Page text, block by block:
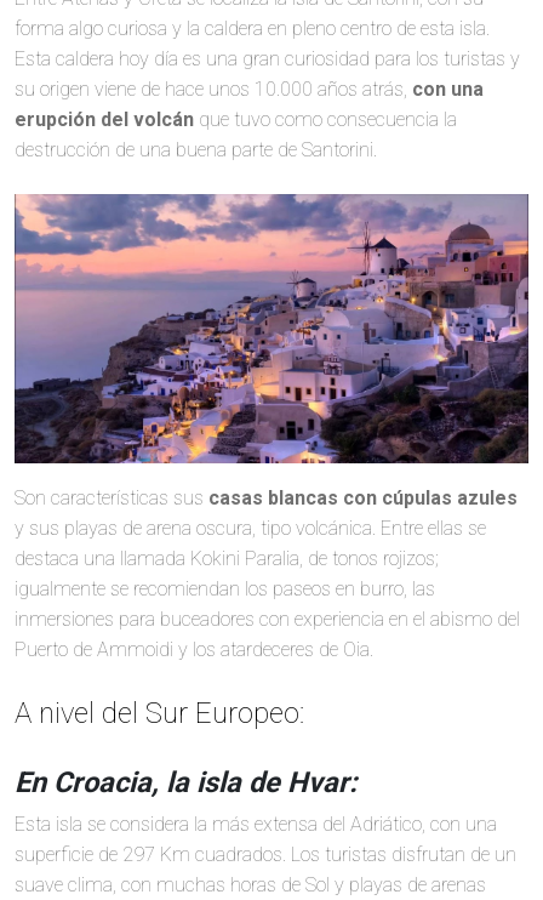
forma algo curiosa y la caldera en pleno centro de esta isla.
Esta caldera hoy día es una gran curiosidad para los turistas y
su origen viene de hace unos 10.000 años atrás, con una
erupción del volcán que tuvo como consecuencia la
destrucción de una buena parte de Santorini.
Son características sus casas blancas con cúpulas azules
y sus playas de arena oscura, tipo volcánica. Entre ellas se
destaca una llamada Kokini Paralia, de tonos rojizos;
igualmente se recomiendan los paseos en burro, las
inmersiones para buceadores con experiencia en el abismo del
Puerto de Ammoidi y los atardeceres de Oia.
A nivel del Sur Europeo:
En Croacia, la isla de Hvar:
Esta isla se considera la más extensa del Adriático, con una
superficie de 297 Km cuadrados. Los turistas disfrutan de un
suave clima, con muchas horas de Sol y playas de arenas